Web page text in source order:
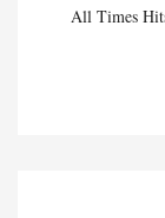
All Times Hits